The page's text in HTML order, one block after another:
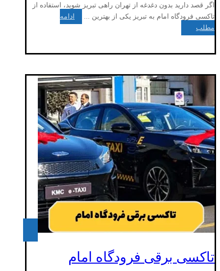
اگر قصد دارید بدون دغدغه از تهران راهی تبریز شوید، استفاده از
تاکسی فرودگاه امام به تبریز یکی از بهترین ...
ادامه
مطلب
تاکسی برقی فرودگاه امام